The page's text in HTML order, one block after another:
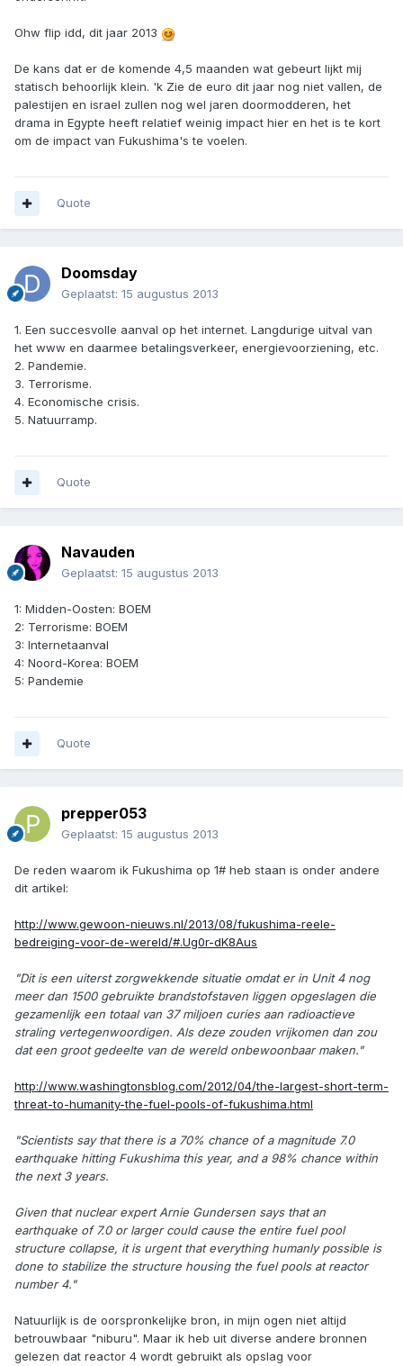
Ohw flip idd, dit jaar 2013
De kans dat er de komende 4,5 maanden wat gebeurt lijkt mij
statisch behoorlijk klein. 'k Zie de euro dit jaar nog niet vallen, de
palestijen en israel zullen nog wel jaren doormodderen, het
drama in Egypte heeft relatief weinig impact hier en het is te kort
om de impact van Fukushima's te voelen.
Quote
Doomsday
Geplaatst: 15 augustus 2013
1. Een succesvolle aanval op het internet. Langdurige uitval van
het www en daarmee betalingsverkeer, energievoorziening, etc.
2. Pandemie.
3. Terrorisme.
4. Economische crisis.
5. Natuurramp.
Quote
Navauden
Geplaatst: 15 augustus 2013
1: Midden-Oosten: BOEM
2: Terrorisme: BOEM
3: Internetaanval
4: Noord-Korea: BOEM
5: Pandemie
Quote
prepper053
Geplaatst: 15 augustus 2013
De reden waarom ik Fukushima op 1# heb staan is onder andere
dit artikel:
http://www.gewoon-nieuws.nl/2013/08/fukushima-reele-
bedreiging-voor-de-wereld/#.Ug0r-dK8Aus
"Dit is een uiterst zorgwekkende situatie omdat er in Unit 4 nog
meer dan 1500 gebruikte brandstofstaven liggen opgeslagen die
gezamenlijk een totaal van 37 miljoen curies aan radioactieve
straling vertegenwoordigen. Als deze zouden vrijkomen dan zou
dat een groot gedeelte van de wereld onbewoonbaar maken."
http://www.washingtonsblog.com/2012/04/the-largest-short-term-
threat-to-humanity-the-fuel-pools-of-fukushima.html
"Scientists say that there is a 70% chance of a magnitude 7.0
earthquake hitting Fukushima this year, and a 98% chance within
the next 3 years.
Given that nuclear expert Arnie Gundersen says that an
earthquake of 7.0 or larger could cause the entire fuel pool
structure collapse, it is urgent that everything humanly possible is
done to stabilize the structure housing the fuel pools at reactor
number 4."
Natuurlijk is de oorspronkelijke bron, in mijn ogen niet altijd
betrouwbaar "niburu". Maar ik heb uit diverse andere bronnen
gelezen dat reactor 4 wordt gebruikt als opslag voor